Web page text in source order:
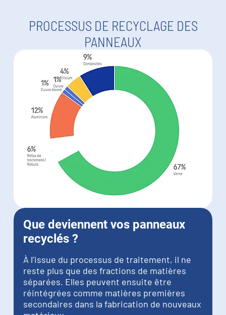
PROCESSUS DE RECYCLAGE DES
PANNEAUX
Que deviennent vos panneaux
recyclés ?
À l’issue du processus de traitement, il ne
reste plus que des fractions de matières
séparées. Elles peuvent ensuite être
réintégrées comme matières premières
secondaires dans la fabrication de nouveaux